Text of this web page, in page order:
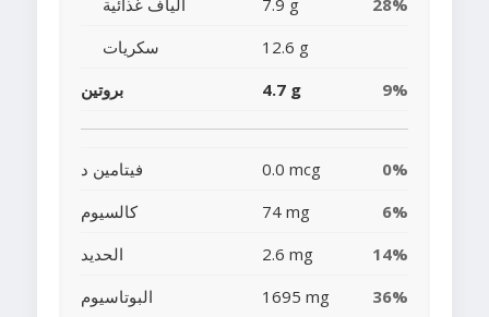
ألياف غذائية 7.9 g
28%
سكريات
12.6 g
بروتين
4.7 g 9%
فيتامين د 0.0 mcg
0%
كالسيوم
74 mg
6%
الحديد
2.6 mg
14%
البوتاسيوم
1695 mg 36%